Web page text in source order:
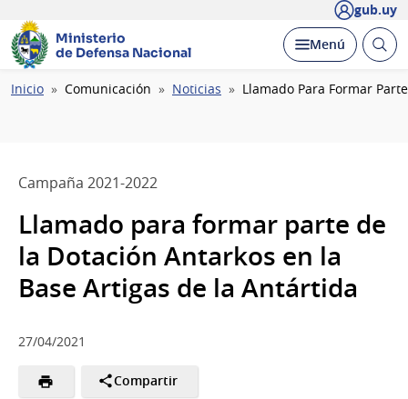
gub.uy
Ministerio
de Defensa Nacional
Desplegar
Menú Abrir
Ruta
Inicio Comunicación Noticias Llamado Para Formar
Campaña 2021-2022
Llamado para formar parte de
la Dotación Antarkos en la
Base Artigas de la Antártida
27/04/2021
Compartir